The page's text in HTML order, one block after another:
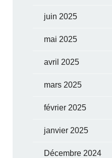
juin 2025
mai 2025
avril 2025
mars 2025
février 2025
janvier 2025
Décembre 2024